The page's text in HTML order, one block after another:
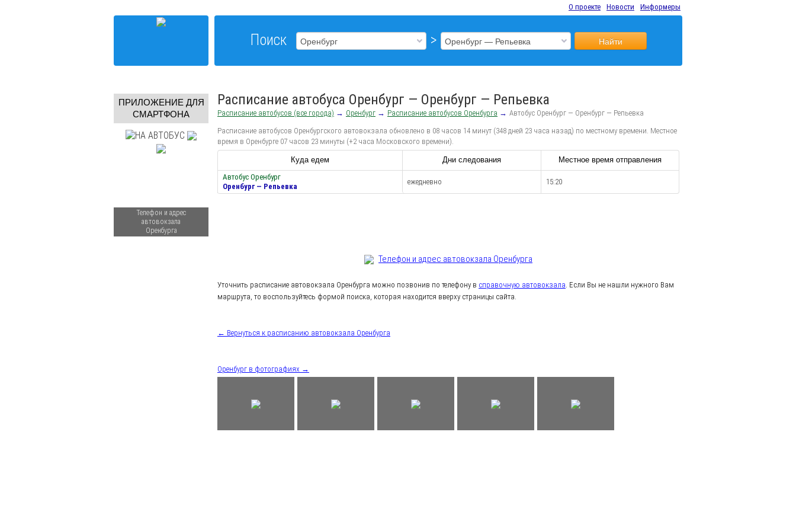
О проекте Новости Информеры
Поиск > Найти
ПРИЛОЖЕНИЕ ДЛЯ
СМАРТФОНА
Телефон и адрес
автовокзала
Оренбурга
Расписание автобуса Оренбург — Оренбург — Репьевка
Расписание автобусов (все города) → Оренбург → Расписание автобусов Оренбурга → Автобус Оренбург — Оренбург — Репьевка
Расписание автобусов Оренбургского автовокзала обновлено в 08 часов 14 минут (348 дней 23 часа назад) по местному времени. Местное
время в Оренбурге 07 часов 23 минуты (+2 часа Московского времени).
Куда едем Дни следования
Местное время отправления
Автобус Оренбург
Оренбург — Репьевка
ежедневно 15:20
Телефон и адрес aвтовокзала Оренбурга
Уточнить расписание автовокзала Оренбурга можно позвонив по телефону в справочную автовокзала. Если Вы не нашли нужного Вам
маршрута, то воспользуйтесь формой поиска, которая находится вверху страницы сайта.
← Вернуться к расписанию автовокзала Оренбурга
Оренбург в фотографиях →